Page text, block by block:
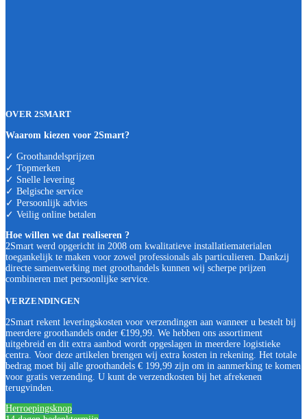
OVER 2SMART
Waarom kiezen voor 2Smart?
✓ Groothandelsprijzen
✓ Topmerken
✓ Snelle levering
✓ Belgische service
✓ Persoonlijk advies
✓ Veilig online betalen
Hoe willen we dat realiseren ?
2Smart werd opgericht in 2008 om kwalitatieve installatiematerialen
toegankelijk te maken voor zowel professionals als particulieren. Dankzij
directe samenwerking met groothandels kunnen wij scherpe prijzen
combineren met persoonlijke service.
VERZENDINGEN
2Smart rekent leveringskosten voor verzendingen aan wanneer u bestelt bij
meerdere groothandels onder €199,99. We hebben ons assortiment
uitgebreid en dit extra aanbod wordt opgeslagen in meerdere logistieke
centra. Voor deze artikelen brengen wij extra kosten in rekening. Het totale
bedrag moet bij alle groothandels € 199,99 zijn om in aanmerking te komen
voor gratis verzending. U kunt de verzendkosten bij het afrekenen
terugvinden.
Herroepingsknop